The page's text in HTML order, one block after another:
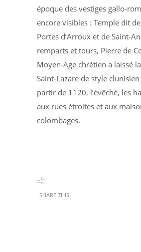
époque des vestiges gallo-
encore visibles : Temple dit de
Portes d’Arroux et de Saint-
remparts et tours, Pierre de
Moyen-Age chrétien a laissé
Saint-Lazare de style clunisien
partir de 1120, l’évêché, les
aux rues étroites et aux
colombages.
SHARE THIS